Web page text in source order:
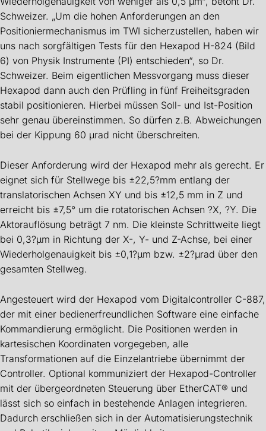
Schweizer. „Um die hohen Anforderungen an den
Positioniermechanismus im TWI sicherzustellen, haben wir
uns nach sorgfältigen Tests für den Hexapod H-824 (Bild
6) von Physik Instrumente (PI) entschieden“, so Dr.
Schweizer. Beim eigentlichen Messvorgang muss dieser
Hexapod dann auch den Prüfling in fünf Freiheitsgraden
stabil positionieren. Hierbei müssen Soll- und Ist-Position
sehr genau übereinstimmen. So dürfen z.B. Abweichungen
bei der Kippung 60 µrad nicht überschreiten.
Dieser Anforderung wird der Hexapod mehr als gerecht. Er
eignet sich für Stellwege bis ±22,5?mm entlang der
translatorischen Achsen XY und bis ±12,5 mm in Z und
erreicht bis ±7,5° um die rotatorischen Achsen ?X, ?Y. Die
Aktorauflösung beträgt 7 nm. Die kleinste Schrittweite liegt
bei 0,3?µm in Richtung der X-, Y- und Z-Achse, bei einer
Wiederholgenauigkeit bis ±0,1?µm bzw. ±2?µrad über den
gesamten Stellweg.
Angesteuert wird der Hexapod vom Digitalcontroller C-887,
der mit einer bedienerfreundlichen Software eine einfache
Kommandierung ermöglicht. Die Positionen werden in
kartesischen Koordinaten vorgegeben, alle
Transformationen auf die Einzelantriebe übernimmt der
Controller. Optional kommuniziert der Hexapod-Controller
mit der übergeordneten Steuerung über EtherCAT® und
lässt sich so einfach in bestehende Anlagen integrieren.
Dadurch erschließen sich in der Automatisierungstechnik